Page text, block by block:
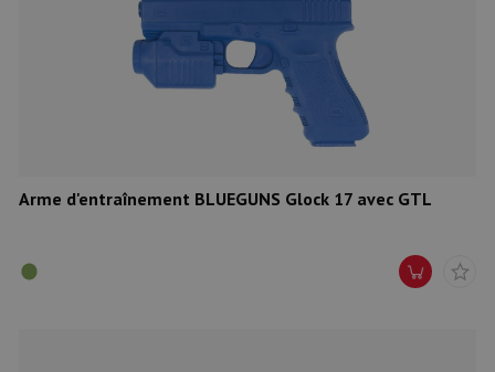
Arme d'entraînement BLUEGUNS Glock 17 avec GTL